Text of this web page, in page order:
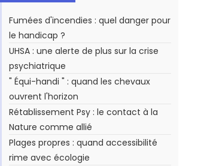
Fumées d'incendies : quel danger pour
le handicap ?
UHSA : une alerte de plus sur la crise
psychiatrique
" Équi-handi " : quand les chevaux
ouvrent l'horizon
Rétablissement Psy : le contact à la
Nature comme allié
Plages propres : quand accessibilité
rime avec écologie